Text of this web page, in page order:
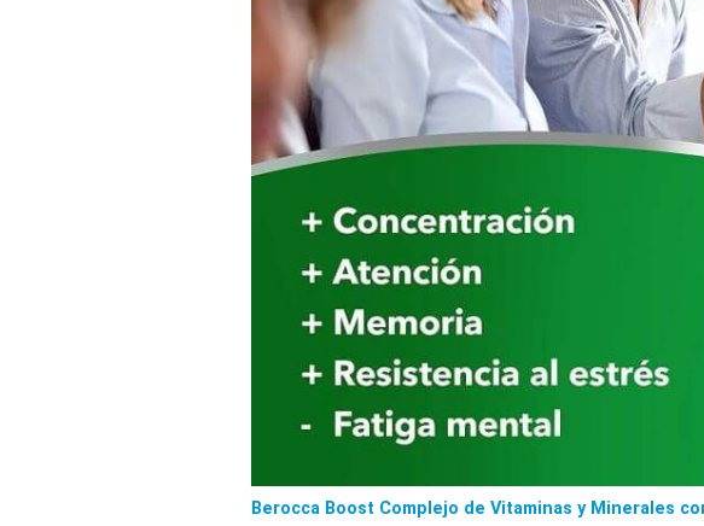
Berocca Boost Complejo de Vitaminas y Minerales